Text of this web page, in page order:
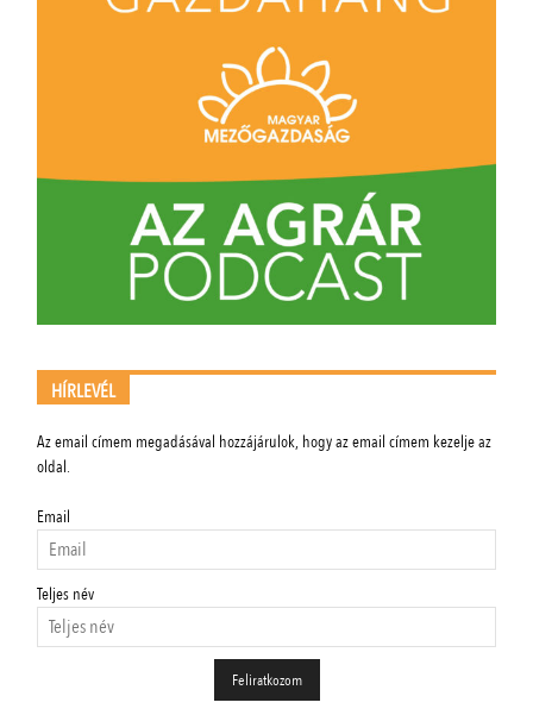
HÍRLEVÉL
Az email címem megadásával hozzájárulok, hogy az email címem kezelje az
oldal.
Email
Teljes név